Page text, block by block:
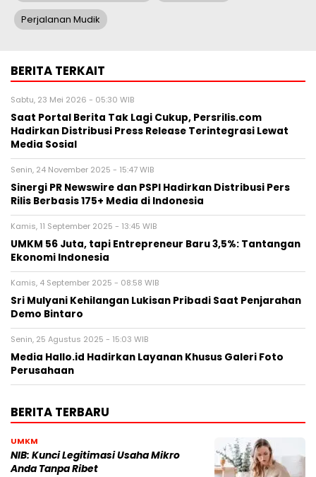
Perjalanan Mudik
BERITA TERKAIT
Sabtu, 23 Mei 2026 - 05:30 WIB
Saat Portal Berita Tak Lagi Cukup, Persrilis.com
Hadirkan Distribusi Press Release Terintegrasi Lewat
Media Sosial
Senin, 24 November 2025 - 15:47 WIB
Sinergi PR Newswire dan PSPI Hadirkan Distribusi Pers
Rilis Berbasis 175+ Media di Indonesia
Kamis, 11 September 2025 - 13:45 WIB
UMKM 56 Juta, tapi Entrepreneur Baru 3,5%: Tantangan
Ekonomi Indonesia
Kamis, 4 September 2025 - 08:58 WIB
Sri Mulyani Kehilangan Lukisan Pribadi Saat Penjarahan
Demo Bintaro
Senin, 25 Agustus 2025 - 15:03 WIB
Media Hallo.id Hadirkan Layanan Khusus Galeri Foto
Perusahaan
BERITA TERBARU
UMKM
NIB: Kunci Legitimasi Usaha Mikro
Anda Tanpa Ribet